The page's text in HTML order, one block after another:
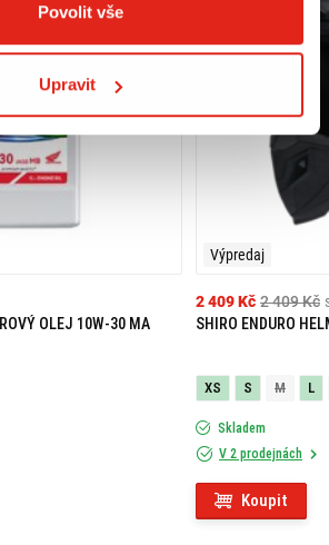
Povolit vše
Upravit
OLEJ 10W-30 MA
Výpredaj
2 409 Kč
2 409 Kč
SHIRO ENDURO
XS S M L
Skladem
V 2 prodejnách
Koupit